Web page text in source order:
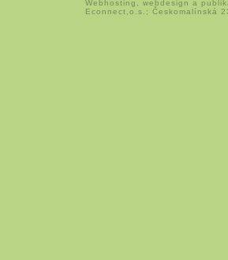
Webhosting webdesign a
Econnect,o.s.; Českomalínská